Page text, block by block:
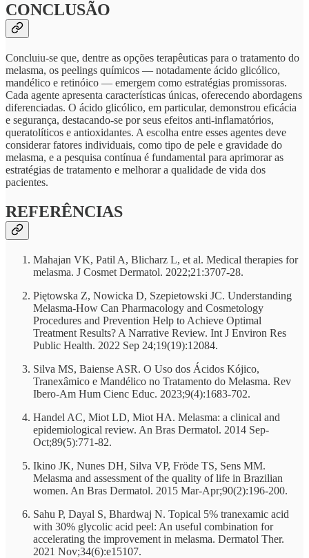
CONCLUSÃO
Concluiu-se que, dentre as opções terapêuticas para o tratamento do
melasma, os peelings químicos — notadamente ácido glicólico,
mandélico e retinóico — emergem como estratégias promissoras.
Cada agente apresenta características únicas, oferecendo abordagens
diferenciadas. O ácido glicólico, em particular, demonstrou eficácia
e segurança, destacando-se por seus efeitos anti-inflamatórios,
queratolíticos e antioxidantes. A escolha entre esses agentes deve
considerar fatores individuais, como tipo de pele e gravidade do
melasma, e a pesquisa contínua é fundamental para aprimorar as
estratégias de tratamento e melhorar a qualidade de vida dos
pacientes.
REFERÊNCIAS
Mahajan VK, Patil A, Blicharz L, et al. Medical therapies for
melasma. J Cosmet Dermatol. 2022;21:3707-28.
Piętowska Z, Nowicka D, Szepietowski JC. Understanding
Melasma-How Can Pharmacology and Cosmetology
Procedures and Prevention Help to Achieve Optimal
Treatment Results? A Narrative Review. Int J Environ Res
Public Health. 2022 Sep 24;19(19):12084.
Silva MS, Baiense ASR. O Uso dos Ácidos Kójico,
Tranexâmico e Mandélico no Tratamento do Melasma. Rev
Ibero-Am Hum Cienc Educ. 2023;9(4):1683-702.
Handel AC, Miot LD, Miot HA. Melasma: a clinical and
epidemiological review. An Bras Dermatol. 2014 Sep-
Oct;89(5):771-82.
Ikino JK, Nunes DH, Silva VP, Fröde TS, Sens MM.
Melasma and assessment of the quality of life in Brazilian
women. An Bras Dermatol. 2015 Mar-Apr;90(2):196-200.
Sahu P, Dayal S, Bhardwaj N. Topical 5% tranexamic acid
with 30% glycolic acid peel: An useful combination for
accelerating the improvement in melasma. Dermatol Ther.
2021 Nov;34(6):e15107.